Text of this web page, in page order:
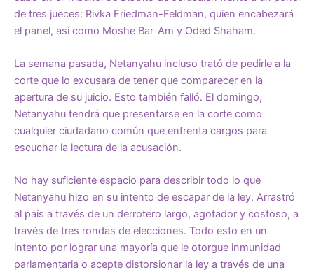
de tres jueces: Rivka Friedman-Feldman, quien encabezará
el panel, así como Moshe Bar-Am y Oded Shaham.
La semana pasada, Netanyahu incluso trató de pedirle a la
corte que lo excusara de tener que comparecer en la
apertura de su juicio. Esto también falló. El domingo,
Netanyahu tendrá que presentarse en la corte como
cualquier ciudadano común que enfrenta cargos para
escuchar la lectura de la acusación.
No hay suficiente espacio para describir todo lo que
Netanyahu hizo en su intento de escapar de la ley. Arrastró
al país a través de un derrotero largo, agotador y costoso, a
través de tres rondas de elecciones. Todo esto en un
intento por lograr una mayoría que le otorgue inmunidad
parlamentaria o acepte distorsionar la ley a través de una